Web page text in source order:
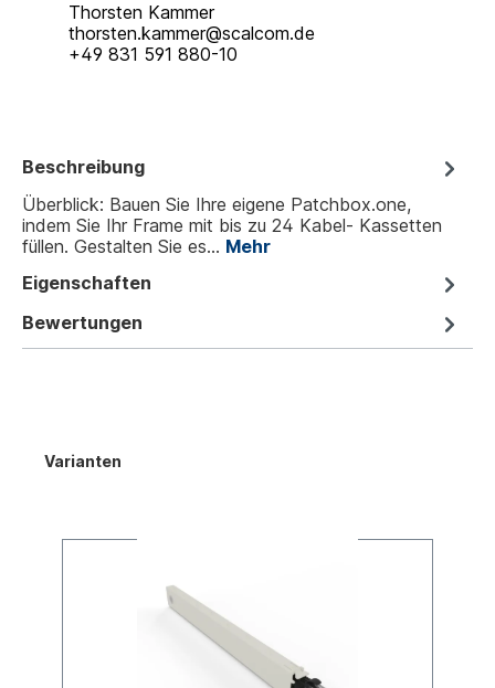
Thorsten Kammer
thorsten.kammer@scalcom.de
+49 831 591 880-10
Beschreibung
Überblick: Bauen Sie Ihre eigene Patchbox.one,
indem Sie Ihr Frame mit bis zu 24 Kabel- Kassetten
füllen. Gestalten Sie es… Mehr
Eigenschaften
Bewertungen
Varianten